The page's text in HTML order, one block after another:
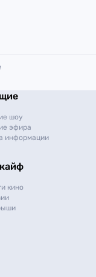
шоу
эфира
информации
кино